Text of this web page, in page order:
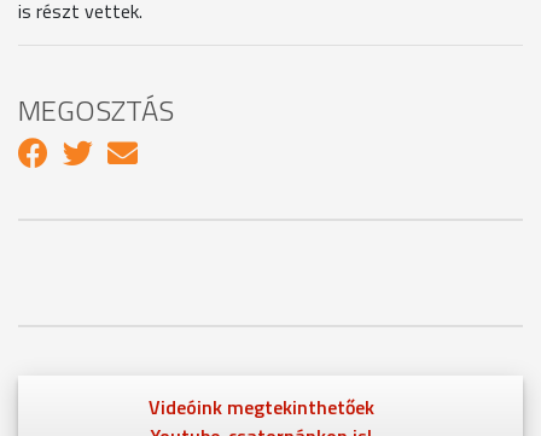
is részt vettek.
MEGOSZTÁS
Videóink megtekinthetőek